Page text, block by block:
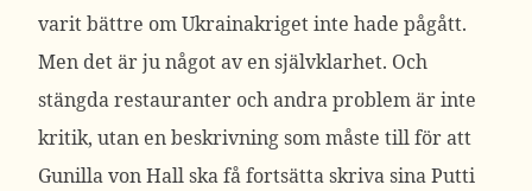
varit bättre om Ukrainakriget inte hade pågått.
Men det är ju något av en självklarhet. Och
stängda restauranter och andra problem är inte
kritik, utan en beskrivning som måste till för att
Gunilla von Hall ska få fortsätta skriva sina Putti